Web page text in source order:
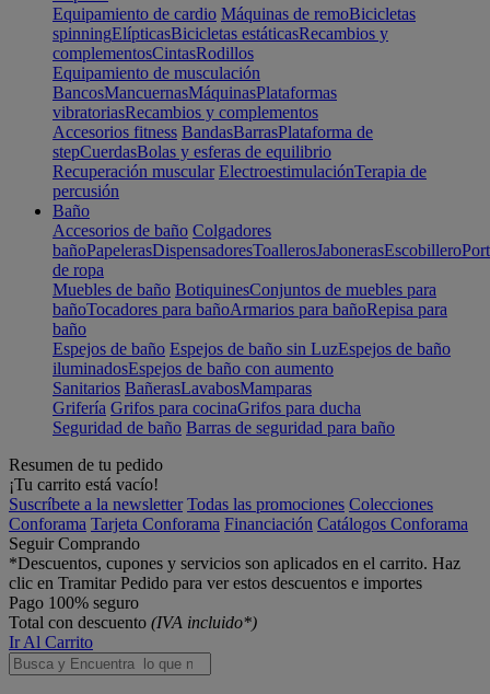
Equipamiento de cardio Máquinas de remoBicicletas
spinningElípticasBicicletas estáticasRecambios y
complementosCintasRodillos
Equipamiento de musculación
BancosMancuernasMáquinasPlataformas
vibratoriasRecambios y complementos
Accesorios fitness BandasBarrasPlataforma de
stepCuerdasBolas y esferas de equilibrio
Recuperación muscular ElectroestimulaciónTerapia de
percusión
Baño
Accesorios de baño Colgadores
bañoPapelerasDispensadoresToallerosJabonerasEscobillero
de ropa
Muebles de baño BotiquinesConjuntos de muebles para
bañoTocadores para bañoArmarios para bañoRepisa para
baño
Espejos de baño Espejos de baño sin LuzEspejos de baño
iluminadosEspejos de baño con aumento
Sanitarios BañerasLavabosMamparas
Grifería Grifos para cocinaGrifos para ducha
Seguridad de baño Barras de seguridad para baño
Resumen de tu pedido
¡Tu carrito está vacío!
Suscríbete a la newsletter Todas las promociones Colecciones
Conforama Tarjeta Conforama Financiación Catálogos Conforama
Seguir Comprando
*Descuentos, cupones y servicios son aplicados en el carrito. Haz
clic en Tramitar Pedido para ver estos descuentos e importes
Pago 100% seguro
Total con descuento (IVA incluido*)
Ir Al Carrito